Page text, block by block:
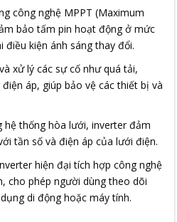
công nghệ MPPT (Maximum
bảo tấm pin hoạt động ở mức
điều kiện ánh sáng thay đổi.
xử lý các sự cố như quá tải,
áp, giúp bảo vệ các thiết bị và
hệ thống hòa lưới, inverter đảm
tần số và điện áp của lưới điện.
hiện đại tích hợp công nghệ
cho phép người dùng theo dõi
di động hoặc máy tính.